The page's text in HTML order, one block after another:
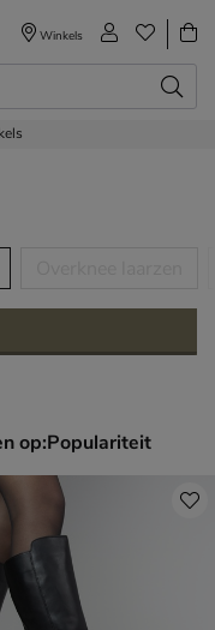
Winkels
dag in huis
op: